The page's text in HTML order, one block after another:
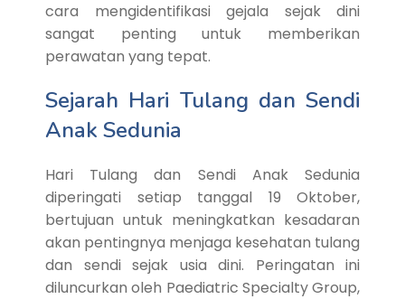
cara mengidentifikasi gejala sejak dini
sangat penting untuk memberikan
perawatan yang tepat.
Sejarah Hari Tulang dan Sendi
Anak Sedunia
Hari Tulang dan Sendi Anak Sedunia
diperingati setiap tanggal 19 Oktober,
bertujuan untuk meningkatkan kesadaran
akan pentingnya menjaga kesehatan tulang
dan sendi sejak usia dini. Peringatan ini
diluncurkan oleh Paediatric Specialty Group,